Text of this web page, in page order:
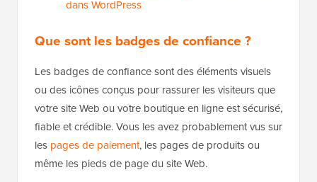
dans WordPress
Que sont les badges de confiance ?
Les badges de confiance sont des éléments visuels
ou des icônes conçus pour rassurer les visiteurs que
votre site Web ou votre boutique en ligne est sécurisé,
fiable et crédible. Vous les avez probablement vus sur
les pages de paiement, les pages de produits ou
même les pieds de page du site Web.